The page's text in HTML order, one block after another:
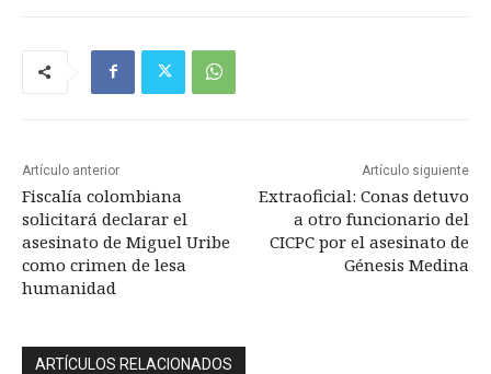
Artículo anterior
Fiscalía colombiana
solicitará declarar el
asesinato de Miguel Uribe
como crimen de lesa
humanidad
Artículo siguiente
Extraoficial: Conas detuvo
a otro funcionario del
CICPC por el asesinato de
Génesis Medina
ARTÍCULOS RELACIONADOS